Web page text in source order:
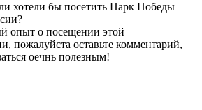
хотели бы посетить Парк Победы
опыт о посещении этой
пожалуйста оставьте комментарий,
оечнь полезным!